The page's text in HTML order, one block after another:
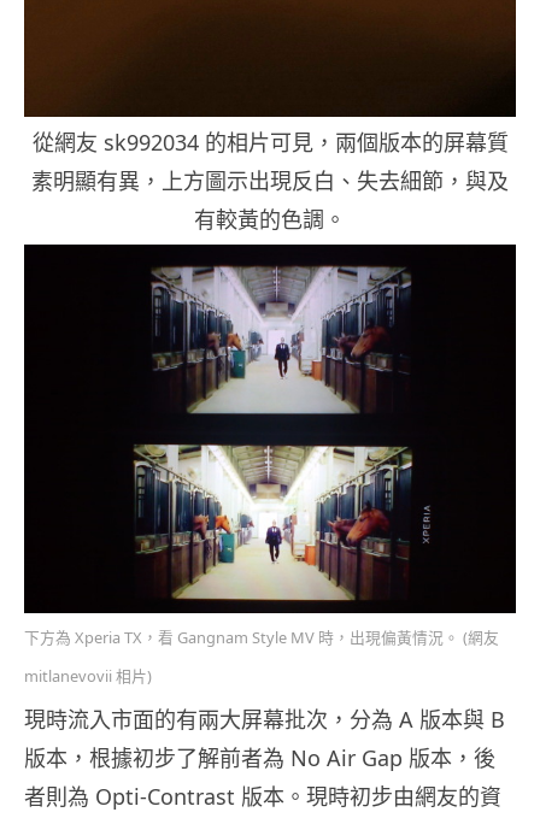
從網友 sk992034 的相片可見，兩個版本的屏幕質
素明顯有異，上方圖示出現反白、失去細節，與及
有較黃的色調。
下方為 Xperia TX，看 Gangnam Style MV 時，出現偏黃情況。 (網友
mitlanevovii 相片)
現時流入市面的有兩大屏幕批次，分為 A 版本與 B
版本，根據初步了解前者為 No Air Gap 版本，後
者則為 Opti-Contrast 版本。現時初步由網友的資